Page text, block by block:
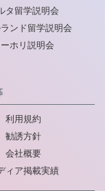
タ留学説明会
ンド留学説明会
ホリ説明会
利用規約
勧誘方針
会社概要
ィア掲載実績